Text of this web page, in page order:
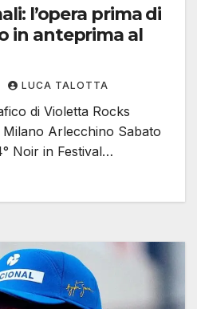
l’opera prima di
in anteprima al
LUCA TALOTTA
di Violetta Rocks
Arlecchino Sabato
Noir in Festival…